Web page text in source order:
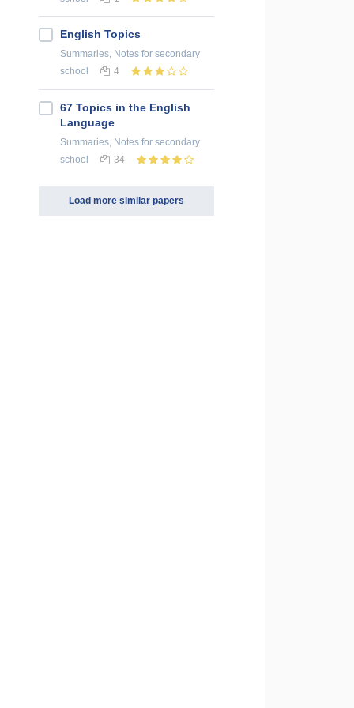
English Topics
Summaries, Notes for secondary
school
4
67 Topics in the English
Language
Summaries, Notes for secondary
school
34
Load more similar papers